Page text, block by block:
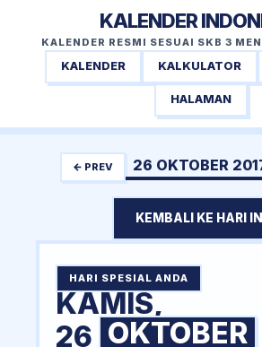
KALENDER
KALENDER RESMI SESUAI SKB 3
KALENDER KALKULATOR
HALAMAN
← PREV 26 OKTOBER
KEMBALI KE HARI INI
HARI SPESIAL ANDA
KAMIS,
26 OKTOBER